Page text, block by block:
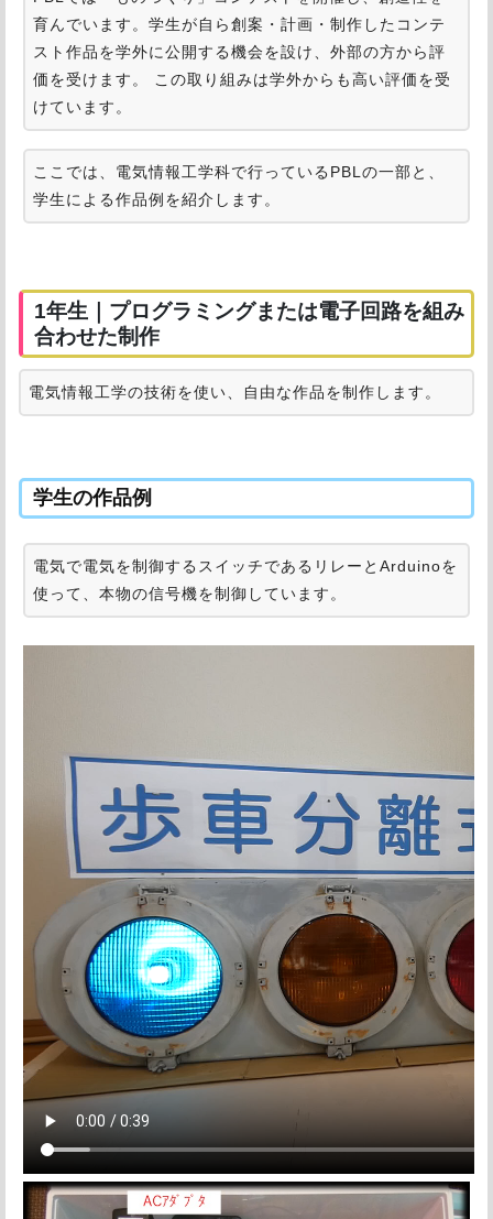
育んでいます。学生が自ら創案・計画・制作したコンテ
スト作品を学外に公開する機会を設け、外部の方から評
価を受けます。 この取り組みは学外からも高い評価を受
けています。
ここでは、電気情報工学科で行っているPBLの一部と、
学生による作品例を紹介します。
1年生｜プログラミングまたは電子回路を組み
合わせた制作
電気情報工学の技術を使い、自由な作品を制作します。
学生の作品例
電気で電気を制御するスイッチであるリレーとArduinoを
使って、本物の信号機を制御しています。